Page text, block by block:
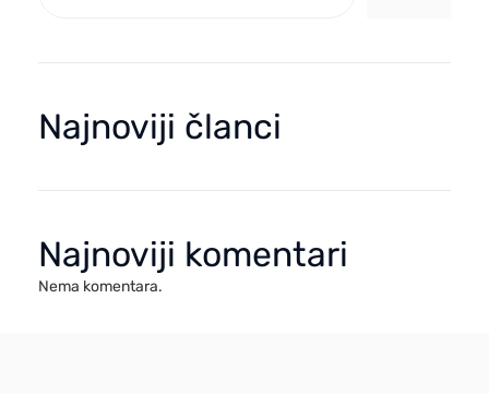
Najnoviji članci
Najnoviji komentari
Nema komentara.